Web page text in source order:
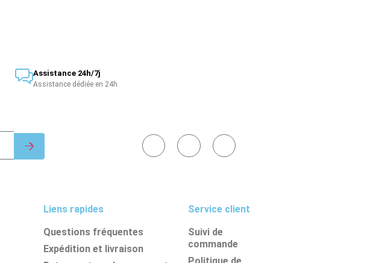
Assistance 24h/7j
Assistance dédiée en 24h
Liens rapides
Questions fréquentes
Expédition et livraison
Service client
Suivi de
commande